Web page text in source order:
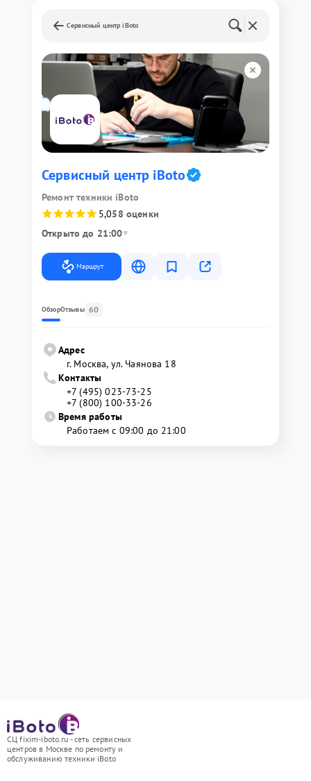
Сервисный центр iBoto
Сервисный центр iBoto
Ремонт техники iBoto
5,058 оценки
Открыто до 21:00
Маршрут
ОбзорОтзывы 60
Адрес
г. Москва, ул. Чаянова 18
Контакты
+7 (495) 023-73-25
+7 (800) 100-33-26
Время работы
Работаем с 09:00 до 21:00
СЦ fixim-iboto.ru - сеть сервисных
центров в Москве по ремонту и
обслуживанию техники iBoto